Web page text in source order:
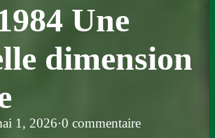
Une
dimension
1, 2026·0 commentaire